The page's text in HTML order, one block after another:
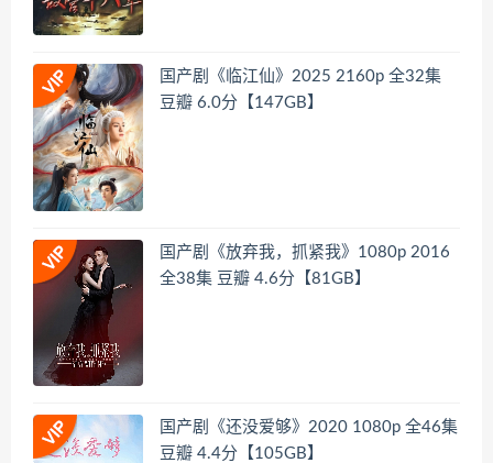
国产剧《临江仙》2025 2160p 全32集
豆瓣 6.0分【147GB】
国产剧《放弃我，抓紧我》1080p 2016
全38集 豆瓣 4.6分【81GB】
国产剧《还没爱够》2020 1080p 全46集
豆瓣 4.4分【105GB】